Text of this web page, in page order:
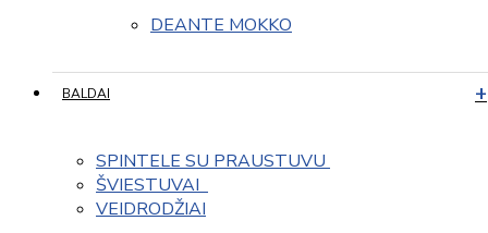
DEANTE MOKKO
BALDAI
SPINTELE SU PRAUSTUVU
ŠVIESTUVAI
VEIDRODŽIAI